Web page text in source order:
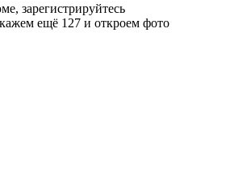
зарегистрируйтесь
ещё 127 и откроем фото